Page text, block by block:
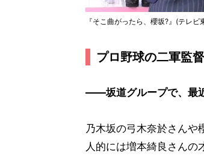
『そこ曲がったら、櫻坂?』(テレ
プロ野球の二軍監
――坂道グループで、最
乃木坂の弓木奈於さんや
人的には増本綺良さんの